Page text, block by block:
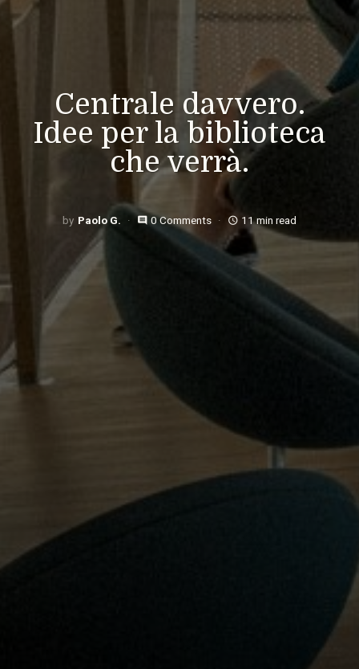
Centrale davvero.
Idee per la biblioteca
che verrà.
Paolo G. comment 0 Comments access_time 11 min read